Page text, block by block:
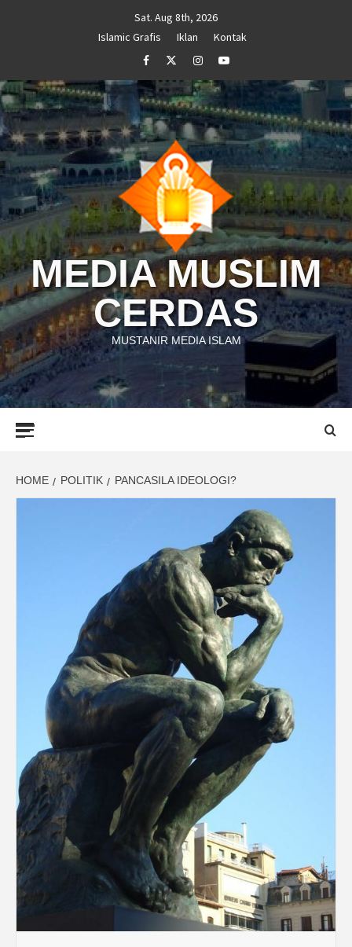
Sat. Aug 8th, 2026
Islamic Grafis
Iklan
Kontak
FacebookTwitterInstagramYoutube
MEDIA MUSLIM
CERDAS
MUSTANIR MEDIA ISLAM
HOME POLITIK PANCASILA IDEOLOGI?